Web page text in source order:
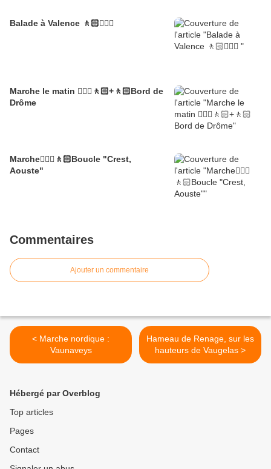
Balade à Valence 🚶🏻🚶🏼‍♂️
Marche le matin 🚶🏼‍♂️🚶🏻+🚶🏻Bord de
Drôme
Marche🚶🏼‍♂️🚶🏻Boucle "Crest,
Aouste"
Commentaires
Ajouter un commentaire
< Marche nordique :
Vaunaveys
Hameau de Renage, sur les
hauteurs de Vaugelas >
Hébergé par Overblog
Top articles
Pages
Contact